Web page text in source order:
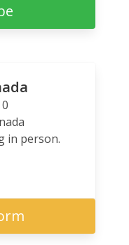
in person.